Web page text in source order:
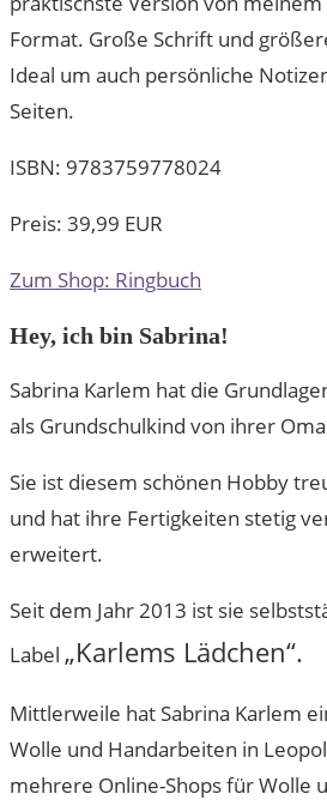
Format. Große Schrift und
Ideal um auch persönliche
Seiten.
ISBN: 9783759778024
Preis: 39,99 EUR
Zum Shop: Ringbuch
Hey, ich bin Sabrina!
Sabrina Karlem hat die
als Grundschulkind von ihrer
Sie ist diesem schönen Hobby
und hat ihre Fertigkeiten stetig
erweitert.
Seit dem Jahr 2013 ist sie
Label „Karlems Lädchen“.
Mittlerweile hat Sabrina Karlem
Wolle und Handarbeiten in
mehrere Online-Shops für Wolle